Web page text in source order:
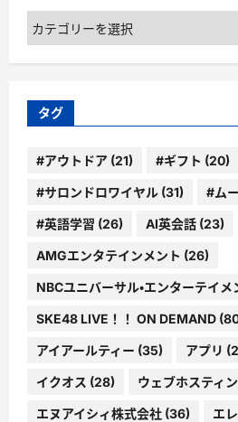
カ
テ
ゴ
ー
タグ
#アウトドア (21) #ギフト (20)
#サロンドロワイヤル (31) #ム
#英語学習 (26) AI英会話 (23)
AMGエンタテインメント (26)
NBCユニバーサル・エンターテイ
SKE48 LIVE！！ ON DEMAND
アイアールティー (35) アプリ
イクオス (28) ウェブホスティ
エヌアイシィ株式会社 (36) エ